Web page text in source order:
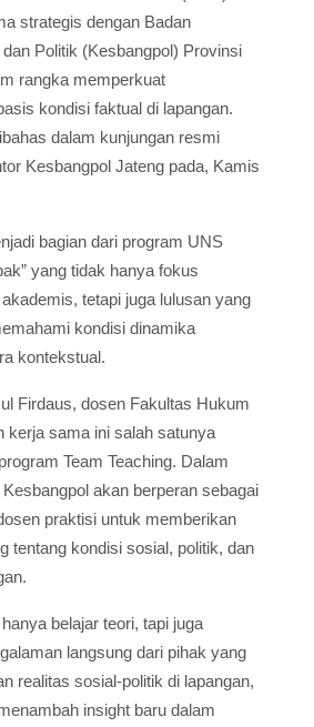
strategis dengan Badan
Politik (Kesbangpol) Provinsi
rangka memperkuat
kondisi faktual di lapangan.
dalam kunjungan resmi
Kesbangpol Jateng pada, Kamis
bagian dari program UNS
yang tidak hanya fokus
tetapi juga lulusan yang
kondisi dinamika
kontekstual.
Firdaus, dosen Fakultas Hukum
kerja sama ini salah satunya
Team Teaching. Dalam
akan berperan sebagai
praktisi untuk memberikan
tentang kondisi sosial, politik, dan
belajar teori, tapi juga
langsung dari pihak yang
realitas sosial-politik di lapangan,
insight baru dalam